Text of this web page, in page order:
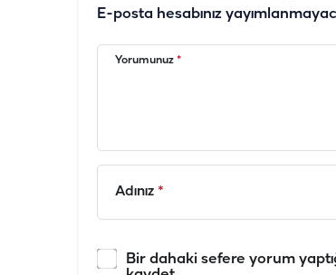
E-posta hesabınız
Yorumunuz *
Adınız *
Bir dahaki sefere yorum